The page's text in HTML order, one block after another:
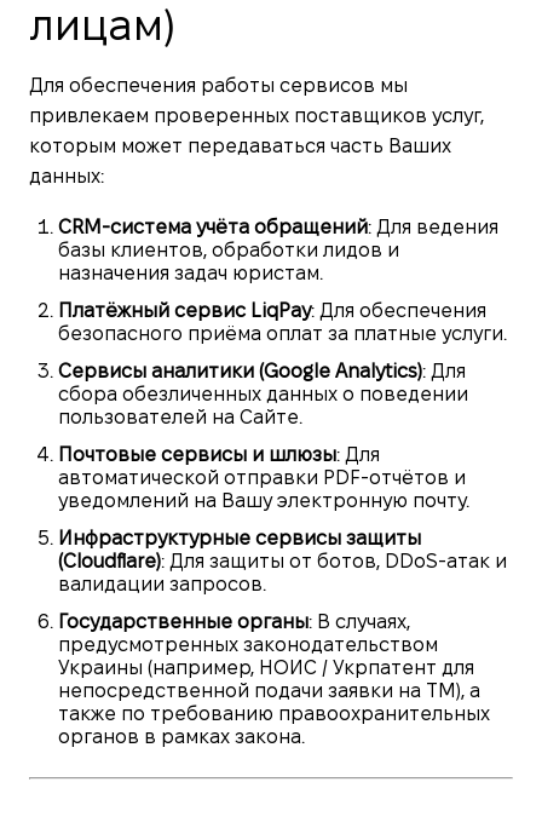
лицам)
Для обеспечения работы сервисов мы
привлекаем проверенных поставщиков услуг,
которым может передаваться часть Ваших
данных:
CRM-система учёта обращений: Для ведения
базы клиентов, обработки лидов и
назначения задач юристам.
Платёжный сервис LiqPay: Для обеспечения
безопасного приёма оплат за платные услуги.
Сервисы аналитики (Google Analytics): Для
сбора обезличенных данных о поведении
пользователей на Сайте.
Почтовые сервисы и шлюзы: Для
автоматической отправки PDF-отчётов и
уведомлений на Вашу электронную почту.
Инфраструктурные сервисы защиты
(Cloudflare): Для защиты от ботов, DDoS-атак и
валидации запросов.
Государственные органы: В случаях,
предусмотренных законодательством
Украины (например, НОИС / Укрпатент для
непосредственной подачи заявки на ТМ), а
также по требованию правоохранительных
органов в рамках закона.